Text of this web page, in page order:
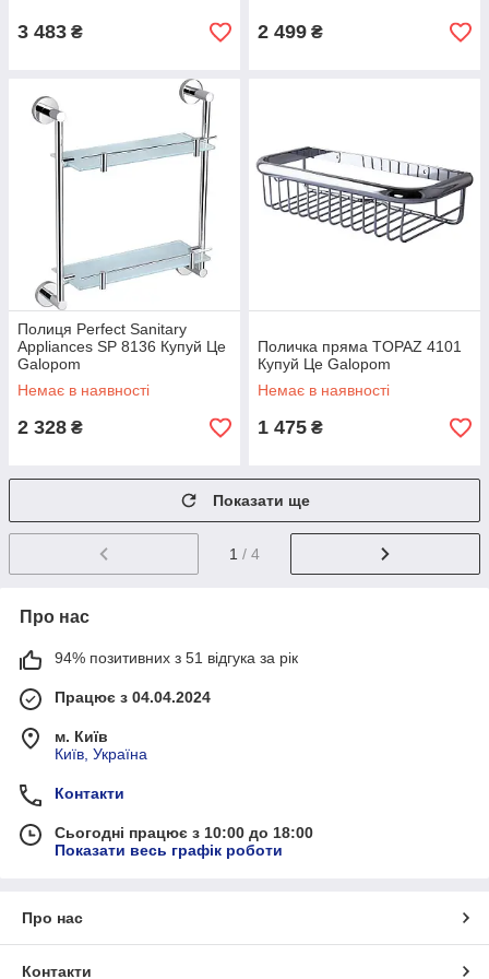
3 483 ₴ 2 499 ₴
Полиця Perfect Sanitary
Appliances SP 8136 Купуй Це
Galopom
Немає в наявності
2 328 ₴
Поличка пряма TOPAZ 4101
Купуй Це Galopom
Немає в наявності
1 475 ₴
Показати ще
1 / 4
Про нас
94% позитивних з 51 відгука за рік
Працює з 04.04.2024
м. Київ
Київ, Україна
Контакти
Сьогодні працює з 10:00 до 18:00
Показати весь графік роботи
Про нас
Контакти